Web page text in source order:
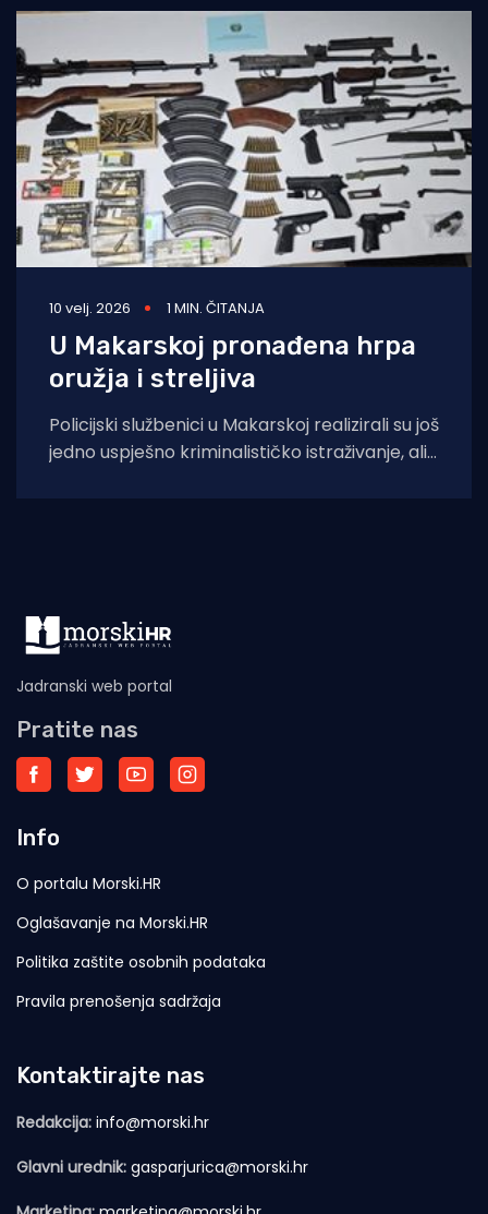
10 velj. 2026 1 MIN. ČITANJA
U Makarskoj pronađena hrpa
oružja i streljiva
Policijski službenici u Makarskoj realizirali su još
jedno uspješno kriminalističko istraživanje, ali
Jadranski web portal
Pratite nas
Info
O portalu Morski.HR
Oglašavanje na Morski.HR
Politika zaštite osobnih podataka
Pravila prenošenja sadržaja
Kontaktirajte nas
Redakcija: info@morski.hr
Glavni urednik: gasparjurica@morski.hr